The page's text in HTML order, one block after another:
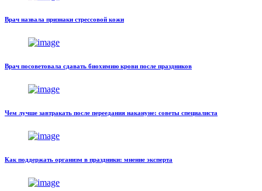
Врач назвала признаки стрессовой кожи
Врач посоветовала сдавать биохимию крови после праздников
Чем лучше завтракать после переедания накануне: советы специалиста
Как поддержать организм в праздники: мнение эксперта